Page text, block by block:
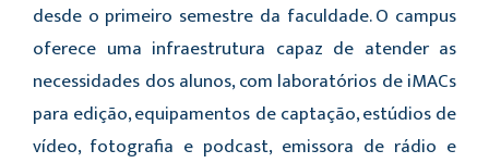
desde o primeiro semestre da faculdade. O campus
oferece uma infraestrutura capaz de atender as
necessidades dos alunos, com laboratórios de iMACs
para edição, equipamentos de captação, estúdios de
vídeo, fotografia e podcast, emissora de rádio e